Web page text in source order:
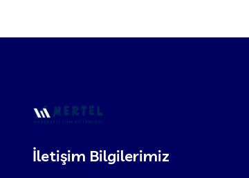
İletişim Bilgilerimiz